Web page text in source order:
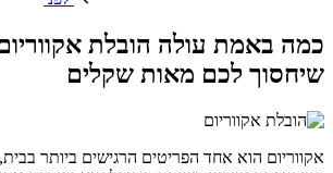
כמה באמת עולה הובלת
שיחסוך לכם מאות שקלים
אקווריום הוא אחד הפריטים הרגישים ביותר